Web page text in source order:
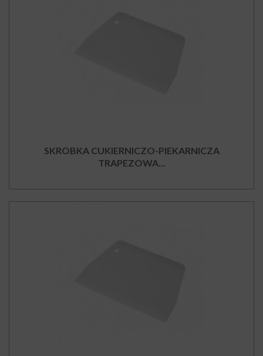
SKROBKA CUKIERNICZO-PIEKARNICZA
TRAPEZOWA...